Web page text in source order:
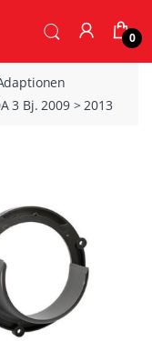
0
3 Bj. 2009 > 2013